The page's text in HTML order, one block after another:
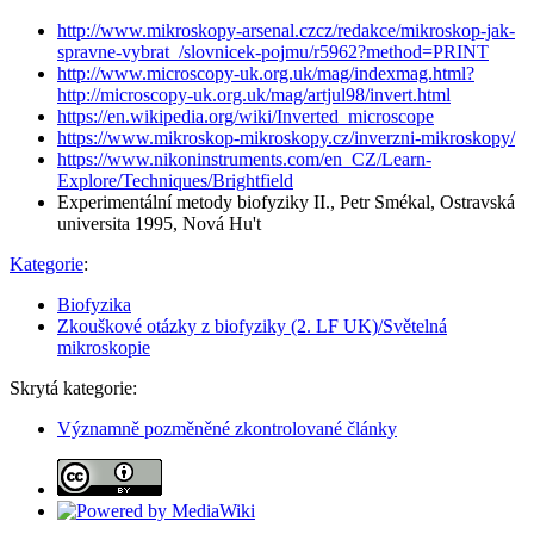
http://www.mikroskopy-arsenal.czcz/redakce/mikroskop-jak-
spravne-vybrat_/slovnicek-pojmu/r5962?method=PRINT
http://www.microscopy-uk.org.uk/mag/indexmag.html?
http://microscopy-uk.org.uk/mag/artjul98/invert.html
https://en.wikipedia.org/wiki/Inverted_microscope
https://www.mikroskop-mikroskopy.cz/inverzni-mikroskopy/
https://www.nikoninstruments.com/en_CZ/Learn-
Explore/Techniques/Brightfield
Experimentální metody biofyziky II., Petr Smékal, Ostravská
universita 1995, Nová Hu't
Kategorie:
Biofyzika
Zkouškové otázky z biofyziky (2. LF UK)/Světelná
mikroskopie
Skrytá kategorie:
Významně pozměněné zkontrolované články